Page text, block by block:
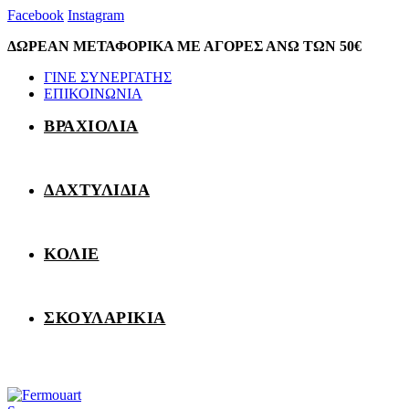
Facebook Instagram
ΔΩΡΕΑΝ ΜΕΤΑΦΟΡΙΚΑ ΜΕ ΑΓΟΡΕΣ ΑΝΩ ΤΩΝ 50€
ΓΙΝΕ ΣΥΝΕΡΓΑΤΗΣ
ΕΠΙΚΟΙΝΩΝΙΑ
ΒΡΑΧΙΟΛΙΑ
ΔΑΧΤΥΛΙΔΙΑ
ΚΟΛΙΕ
ΣΚΟΥΛΑΡΙΚΙΑ